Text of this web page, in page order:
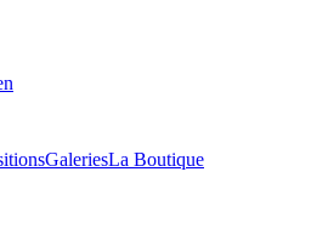
GaleriesLa Boutique